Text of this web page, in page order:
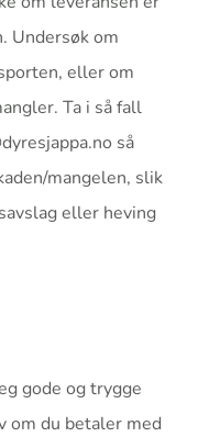
Undersøk om
eller om
Ta i så fall
så
mangelen, slik
eller heving
gode og trygge
om du betaler med